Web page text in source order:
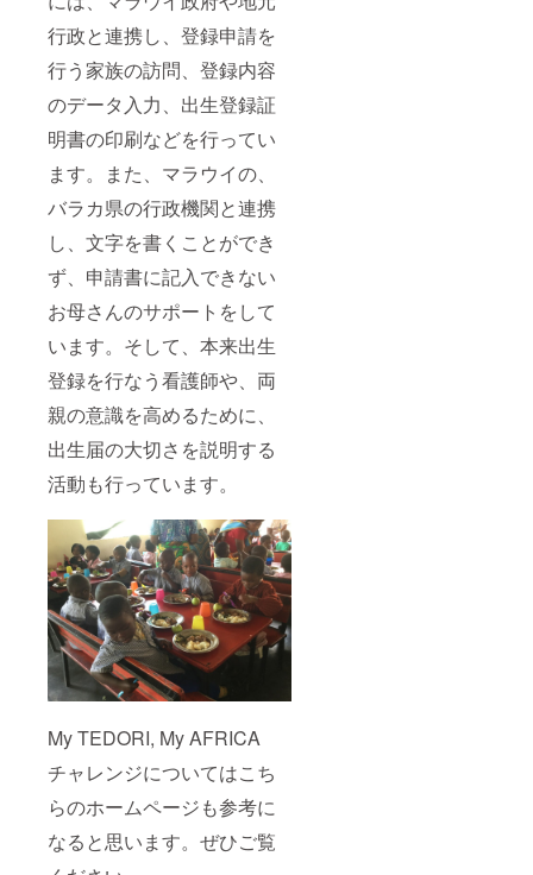
行政と連携し、登録申請を
行う家族の訪問、登録内容
のデータ入力、出生登録証
明書の印刷などを行ってい
ます。また、マラウイの、
バラカ県の行政機関と連携
し、文字を書くことができ
ず、申請書に記入できない
お母さんのサポートをして
います。そして、本来出生
登録を行なう看護師や、両
親の意識を高めるために、
出生届の大切さを説明する
活動も行っています。
My TEDORI, My AFRICA
チャレンジについてはこち
らのホームページも参考に
なると思います。ぜひご覧